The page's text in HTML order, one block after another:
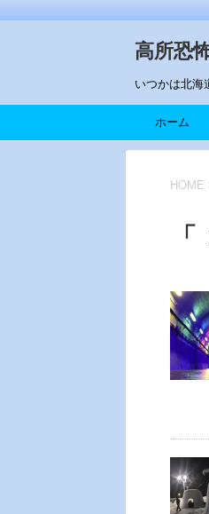
高所恐
いつかは北
ホーム
HOME